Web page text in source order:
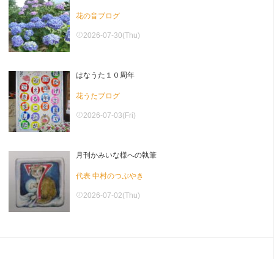
花の音ブログ
2026-07-30(Thu)
はなうた１０周年
花うたブログ
2026-07-03(Fri)
月刊かみいな様への執筆
代表 中村のつぶやき
2026-07-02(Thu)